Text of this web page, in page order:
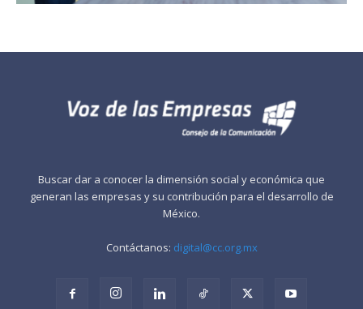
Buscar dar a conocer la dimensión social y económica que
generan las empresas y su contribución para el desarrollo de
México.
Contáctanos: digital@cc.org.mx